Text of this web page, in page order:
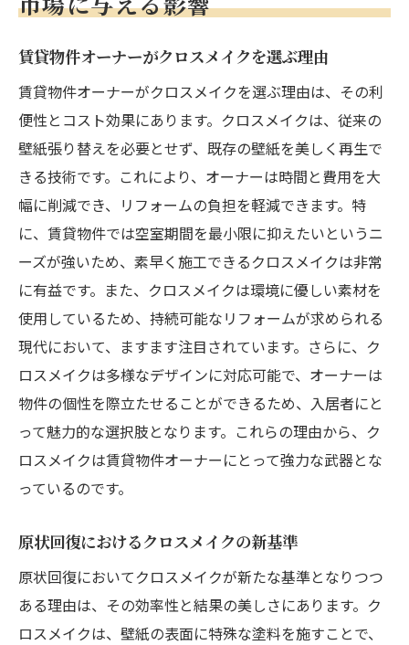
賃貸物件オーナーがクロスメイクを選ぶ理由
賃貸物件オーナーがクロスメイクを選ぶ理由は、その利
便性とコスト効果にあります。クロスメイクは、従来の
壁紙張り替えを必要とせず、既存の壁紙を美しく再生で
きる技術です。これにより、オーナーは時間と費用を大
幅に削減でき、リフォームの負担を軽減できます。特
に、賃貸物件では空室期間を最小限に抑えたいというニ
ーズが強いため、素早く施工できるクロスメイクは非常
に有益です。また、クロスメイクは環境に優しい素材を
使用しているため、持続可能なリフォームが求められる
現代において、ますます注目されています。さらに、ク
ロスメイクは多様なデザインに対応可能で、オーナーは
物件の個性を際立たせることができるため、入居者にと
って魅力的な選択肢となります。これらの理由から、ク
ロスメイクは賃貸物件オーナーにとって強力な武器とな
っているのです。
原状回復におけるクロスメイクの新基準
原状回復においてクロスメイクが新たな基準となりつつ
ある理由は、その効率性と結果の美しさにあります。ク
ロスメイクは、壁紙の表面に特殊な塗料を施すことで、